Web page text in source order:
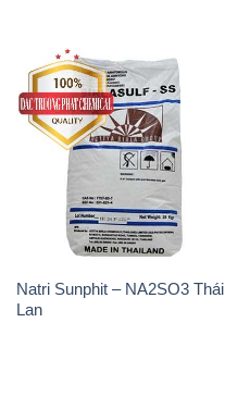
Natri Sunphit – NA2SO3 Thái
Lan